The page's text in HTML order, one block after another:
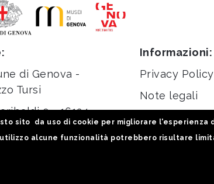
di Genova -
Tursi
9 - 16124
Informazioni:
Privacy Policy
Note legali
Statistiche
sito da uso di cookie per migliorare
alcune funzionalità potrebbero risultare